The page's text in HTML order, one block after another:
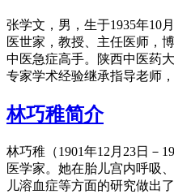
张学文，男，生于1935年10
医世家，教授、主任医师，
中医急症高手。陕西中医药
专家学术经验继承指导老师
林巧稚简介
林巧稚（1901年12月23日－
医学家。她在胎儿宫内呼吸
儿溶血症等方面的研究做出